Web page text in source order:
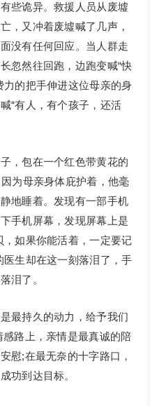
些诡异。救援人员从废墟
，又冲着废墟喊了几声，
没有任何回应。当人群走
忽然往回跑，边跑变喊“快
的把手伸进这位母亲的身
“有人，有个孩子，还活
包在一个红色带黄花的
为母亲身体庇护着，他毫
地睡着。发现有一部手机
手机屏幕，发现屏幕上是
，如果你能活着，一定要记
医生却在这一刻落泪了，手
泪了。
持久的动力，给予我们
路上，亲情是最真诚的陪
慰;在最无奈的十字路口，
功到达目标。